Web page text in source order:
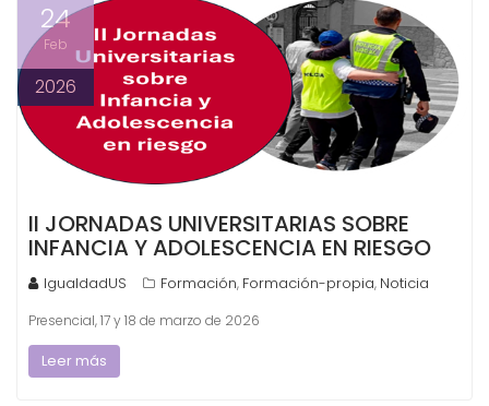
24
Feb
2026
II JORNADAS UNIVERSITARIAS SOBRE
INFANCIA Y ADOLESCENCIA EN RIESGO
IgualdadUS Formación, Formación-propia, Noticia
Presencial, 17 y 18 de marzo de 2026
Leer más